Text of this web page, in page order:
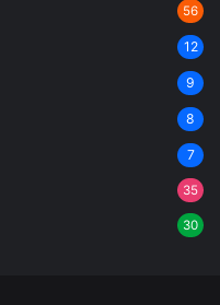
56
12
9
8
7
35
30